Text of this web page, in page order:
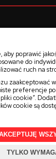
aby poprawić
do
ruch na
zaakceptować
preferencje
cookie”.
cookie są
TYLKO
Prawa